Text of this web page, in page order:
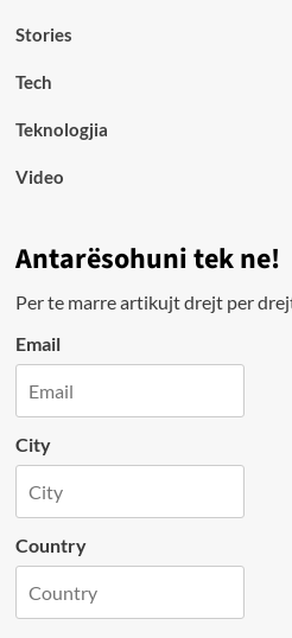
Stories
Tech
Teknologjia
Video
Antarësohuni tek ne!
Per te marre artikujt drejt per
Email
City
Country